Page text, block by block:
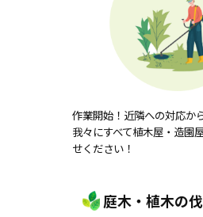
作業開始！近隣への対応か
我々にすべて植木屋・造園
せください！
庭木・植木の